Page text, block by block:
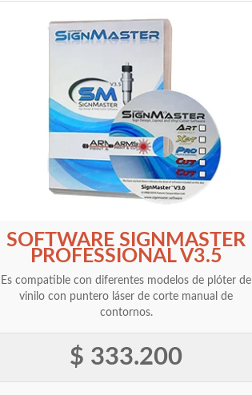
SOFTWARE SIGNMASTER
PROFESSIONAL V3.5
Es compatible con diferentes modelos de plóter de
vinilo con puntero láser de corte manual de
contornos.
$ 333.200